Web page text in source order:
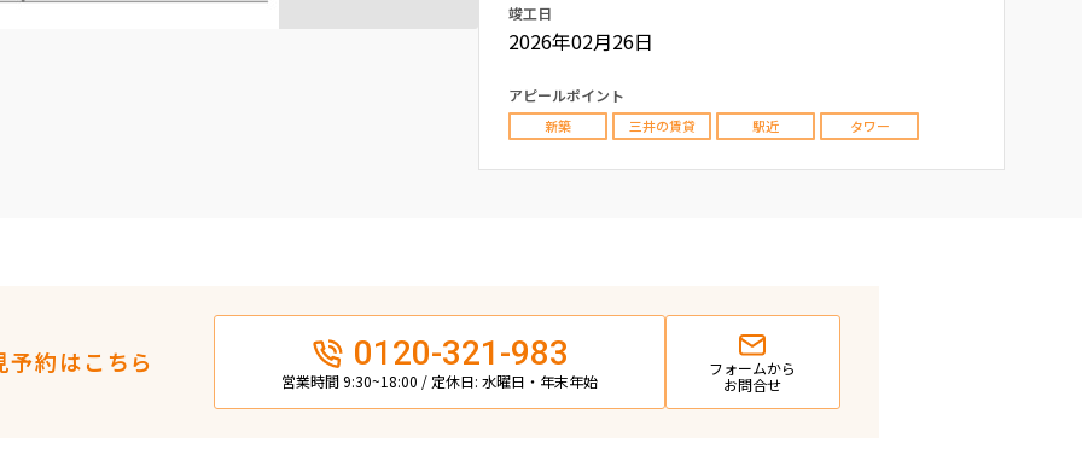
竣工日
2026年02月26日
アピールポイント
新築 三井の賃貸 駅近 タワー
約はこちら 0120-321-983
営業時間 9:30~18:00 / 定休日: 水曜日・年末年始
フォームから
お問合せ